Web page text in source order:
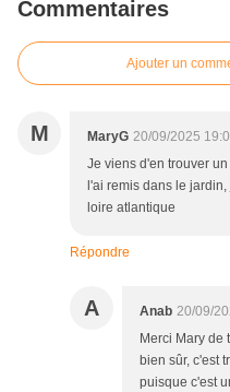
Commentaires
Ajouter un
M MaryG 20/09/2025
Je viens d'en trouver
l'ai remis dans le
loire atlantique
Répondre
A Anab 20/09/
Merci Mary de
bien sûr, c'est
puisque c'est